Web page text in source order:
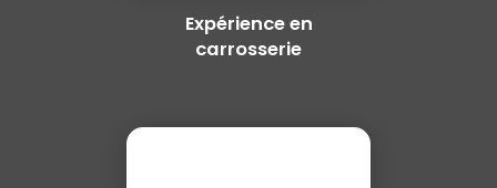
Expérience en
carrosserie